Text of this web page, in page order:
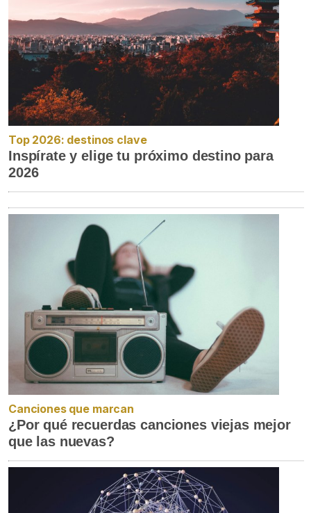
Top 2026: destinos clave
Inspírate y elige tu próximo destino para
2026
Canciones que marcan
¿Por qué recuerdas canciones viejas mejor
que las nuevas?